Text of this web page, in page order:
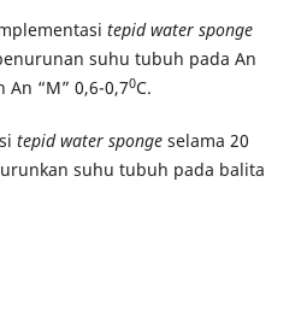
tepid water sponge
suhu tubuh pada An
An “M” 0,6-0,70C.
tepid water spongeselama 20
suhu tubuh pada balita